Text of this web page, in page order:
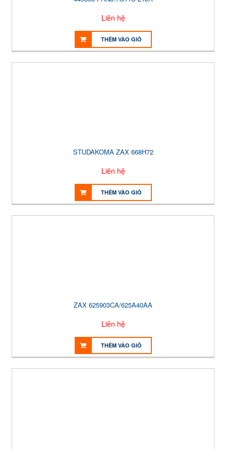
Liên hệ
THÊM VÀO GIỎ
STUDAKOMA ZAX 668H72
Liên hệ
THÊM VÀO GIỎ
ZAX 625903CA/625A40AA
Liên hệ
THÊM VÀO GIỎ